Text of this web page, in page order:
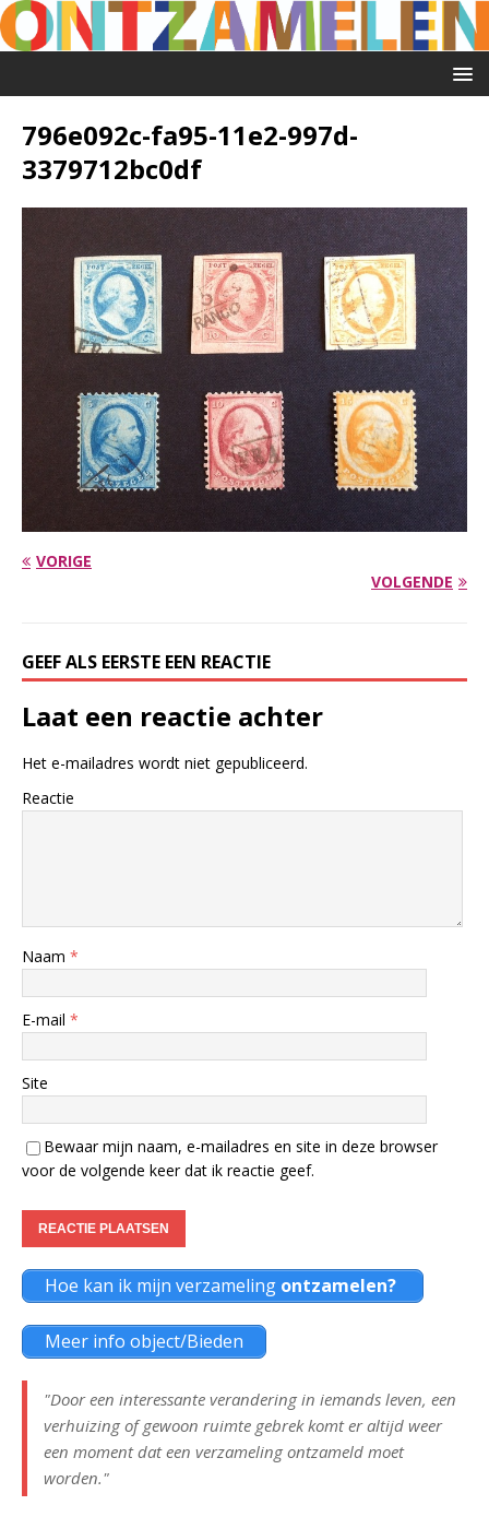
796e092c-fa95-11e2-997d-
3379712bc0df
VORIGE
VOLGENDE
GEEF ALS EERSTE EEN REACTIE
Laat een reactie achter
Het e-mailadres wordt niet gepubliceerd.
Reactie
Naam *
E-mail *
Site
Bewaar mijn naam, e-mailadres en site in deze browser
voor de volgende keer dat ik reactie geef.
Hoe kan ik mijn verzameling ontzamelen?
Meer info object/Bieden
"Door een interessante verandering in iemands leven, een
verhuizing of gewoon ruimte gebrek komt er altijd weer
een moment dat een verzameling ontzameld moet
worden."